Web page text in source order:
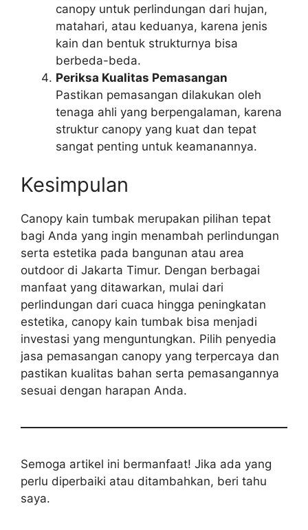
canopy untuk perlindungan dari hujan,
matahari, atau keduanya, karena jenis
kain dan bentuk strukturnya bisa
berbeda-beda.
Periksa Kualitas Pemasangan
Pastikan pemasangan dilakukan oleh
tenaga ahli yang berpengalaman, karena
struktur canopy yang kuat dan tepat
sangat penting untuk keamanannya.
Kesimpulan
Canopy kain tumbak merupakan pilihan tepat
bagi Anda yang ingin menambah perlindungan
serta estetika pada bangunan atau area
outdoor di Jakarta Timur. Dengan berbagai
manfaat yang ditawarkan, mulai dari
perlindungan dari cuaca hingga peningkatan
estetika, canopy kain tumbak bisa menjadi
investasi yang menguntungkan. Pilih penyedia
jasa pemasangan canopy yang terpercaya dan
pastikan kualitas bahan serta pemasangannya
sesuai dengan harapan Anda.
Semoga artikel ini bermanfaat! Jika ada yang
perlu diperbaiki atau ditambahkan, beri tahu
saya.